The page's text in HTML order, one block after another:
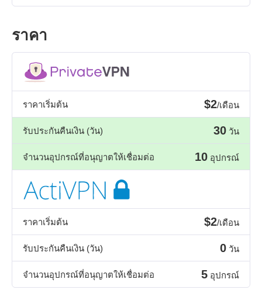
ราคา
ราคาเริ่มต้น $2/เดือน
รับประกันคืนเงิน (วัน) 30 วัน
จำนวนอุปกรณ์ที่อนุญาตให้เชื่อมต่อ 10 อุปกรณ์
ราคาเริ่มต้น $2/เดือน
รับประกันคืนเงิน (วัน) 0 วัน
จำนวนอุปกรณ์ที่อนุญาตให้เชื่อมต่อ 5 อุปกรณ์